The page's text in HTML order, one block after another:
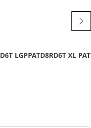
D6T LGPPATD8RD6T XL PAT